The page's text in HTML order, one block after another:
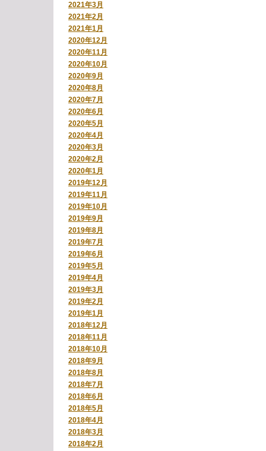
2021年3月
2021年2月
2021年1月
2020年12月
2020年11月
2020年10月
2020年9月
2020年8月
2020年7月
2020年6月
2020年5月
2020年4月
2020年3月
2020年2月
2020年1月
2019年12月
2019年11月
2019年10月
2019年9月
2019年8月
2019年7月
2019年6月
2019年5月
2019年4月
2019年3月
2019年2月
2019年1月
2018年12月
2018年11月
2018年10月
2018年9月
2018年8月
2018年7月
2018年6月
2018年5月
2018年4月
2018年3月
2018年2月